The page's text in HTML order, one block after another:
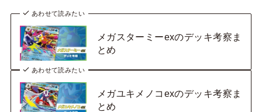
あわせて読みたい
メガスターミーexのデッキ考察ま
とめ
あわせて読みたい
メガユキメノコexのデッキ考察ま
とめ